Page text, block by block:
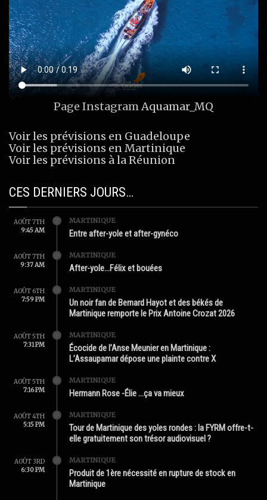
Page InstagramAquamar_MQ
Voir les prévisions en Guadeloupe
Voir les prévisions en Martinique
Voir les prévisions à la Réunion
CES DERNIERS JOURS…
AOÛT 7TH
9:45 AM
MARTINIQUE
Entre after-yole et after-gynéco
AOÛT 7TH
9:37 AM
MARTINIQUE
After-yole…Félix et bouées
AOÛT 6TH
7:59 PM
MARTINIQUE
Un noir fan de Bernard Hayot et des békés de
Martinique remporte le Prix Antoine Crozat 2026
AOÛT 5TH
7:31 PM
MARTINIQUE
Écocide de l’Anse Meunier en Martinique :
L’Assaupamar dépose une plainte contre X
AOÛT 5TH
7:16 PM
MARTINIQUE
Hermann Rose -Élie …ça va mieux
AOÛT 4TH
5:15 PM
MARTINIQUE
Tour de Martinique des yoles rondes : la FYRM offre-t-
elle gratuitement son trésor audiovisuel ?
AOÛT 3RD
6:30 PM
MARTINIQUE
Produit de 1ère nécessité en rupture de stock en
Martinique